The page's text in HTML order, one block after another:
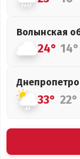
Волынская
24° 14°
33° 22°